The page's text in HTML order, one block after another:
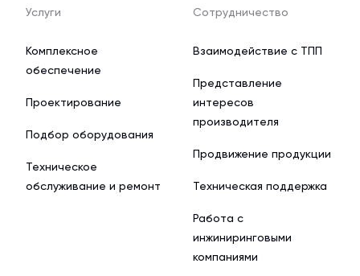
Услуги
Комплексное
обеспечение
Проектирование
Подбор оборудования
Техническое
обслуживание и ремонт
Сотрудничество
Взаимодействие с ТПП
Представление
интересов
производителя
Продвижение продукции
Техническая поддержка
Работа с
инжиниринговыми
компаниями